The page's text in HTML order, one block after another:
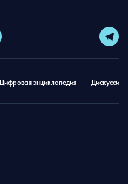
Цифровая энциклопедия